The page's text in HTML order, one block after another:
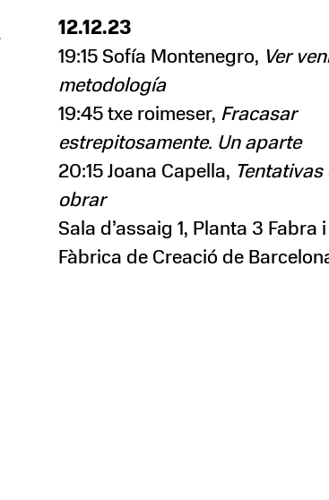
12.12.23
19:15 Sofía Montenegro, Ver
metodología
19:45 txe roimeser, Fracasar
estrepitosamente. Un aparte
20:15 Joana Capella, Tentativas
obrar
Sala d’assaig 1, Planta 3 Fabra
Fàbrica de Creació de